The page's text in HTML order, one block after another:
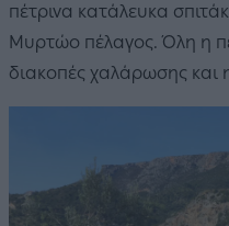
πέτρινα κατάλευκα
Μυρτώο πέλαγος. Όλη η
διακοπές χαλάρωσης και